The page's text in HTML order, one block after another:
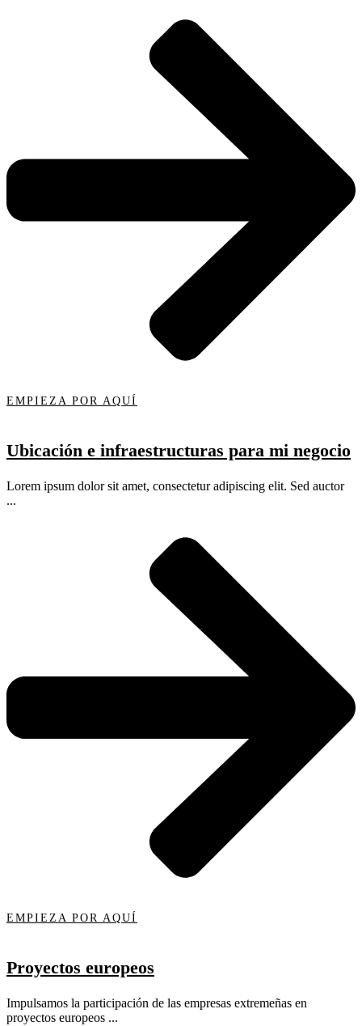
EMPIEZA POR AQUÍ
Ubicación e infraestructuras para mi negocio
Lorem ipsum dolor sit amet, consectetur adipiscing elit. Sed auctor
...
EMPIEZA POR AQUÍ
Proyectos europeos
Impulsamos la participación de las empresas extremeñas en
proyectos europeos ...